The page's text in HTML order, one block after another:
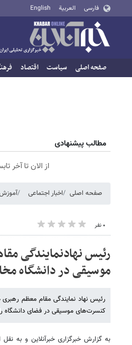
فارسی العربية English
صفحه اصلی سیاست اقتصاد
مطالب پیشنهادی
از الان تا آخر تابستون
صفحه اصلی اخبار اجتماعی
۰ نفر
رئیس نهادنمایندگی
موسیقی در دانشگاه مخالفت
رئیس نهاد نمایندگی مقام معظم
کنسرت‌های موسیقی در فضای دانشگاه
به گزارش خبرگزاری خبرآنلاین و به